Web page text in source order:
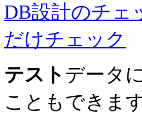
DB設計のチェ
だけチェック
テスト データ
こともできます